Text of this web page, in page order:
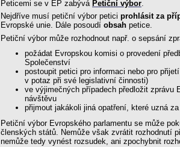
Peticemi se v EP zabývá Petiční výbor
Nejdříve musí petiční výbor petici prohlásit za
Evropské unie. Dále posoudí obsah petice.
Petiční výbor může rozhodnout např. o sepsání
požádat Evropskou komisi o provedení
Společenství
postoupit petici pro informaci nebo pro
v potaz při své legislativní činnosti)
ve výjimečných případech předložit zprávu
návštěvu
přijmout jakákoli jiná opatření, které uzná
Petiční výbor Evropského parlamentu se může
členských států. Nemůže však zvrátit rozhodnutí
nemůže tedy vynést rozsudek, ani zpochybnit